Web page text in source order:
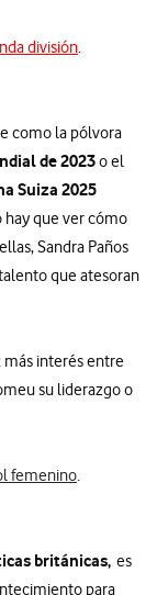
división.
como la pólvora
de 2023o el
Suiza 2025
que ver cómo
Sandra Paños
que atesoran
más interés entre
su liderazgo o
femenino.
británicas, es
para